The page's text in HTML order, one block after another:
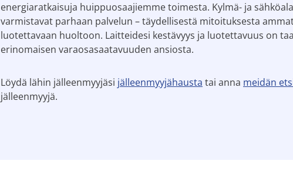
energiaratkaisuja huippuosaajiemme toimesta. Kylmä- ja
varmistavat parhaan palvelun – täydellisestä mitoituksesta
luotettavaan huoltoon. Laitteidesi kestävyys ja luotettavuus on
erinomaisen varaosasaatavuuden ansiosta.
Löydä lähin jälleenmyyjäsi jälleenmyyjähausta tai anna meidän
jälleenmyyjä.